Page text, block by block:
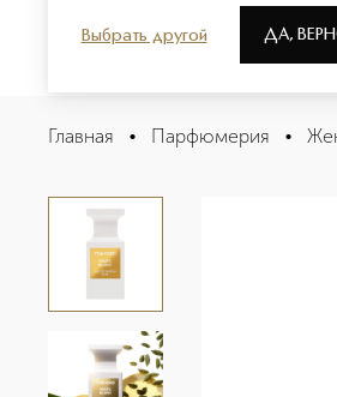
Выбрать другой ДА,
Soleil Blanc Парфюмерная вода
Описание
Главная • Парфюмерия •